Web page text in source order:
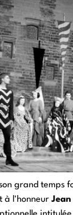
grand temps
à l'honneur